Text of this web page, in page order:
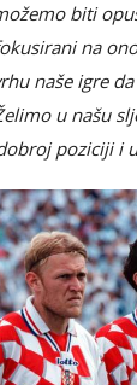
biti
na
naše igre
u našu
poziciji i